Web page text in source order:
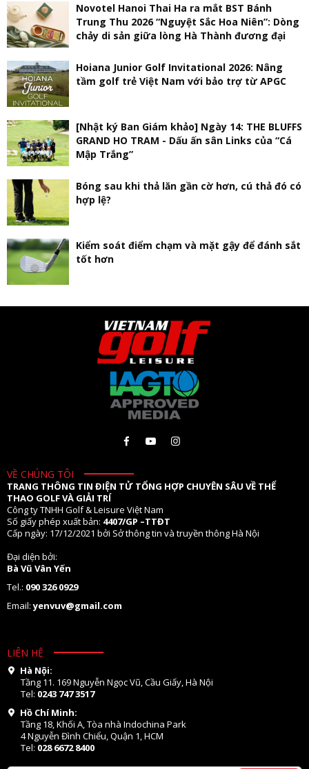
Novotel Hanoi Thai Ha ra mắt BST Bánh
Trung Thu 2026 “Nguyệt Sắc Hoa Niên”: Dòng
chảy di sản giữa lòng Hà Thành đương đại
Hoiana Junior Golf Invitational 2026: Nâng
tầm golf trẻ Việt Nam với bảo trợ từ APGC
[Nhật ký Ban Giám khảo] Ngày 14: THE BLUFFS
GRAND HO TRAM - Dấu ấn sân Links của “Cá
Mập Trắng”
Bóng sau khi thả lăn gần cờ hơn, cú thả đó có
hợp lệ?
Kiểm soát điểm chạm và mặt gậy để đánh sắt
tốt hơn
VỀ CHÚNG TÔI
TRANG THÔNG TIN ĐIỆN TỬ TỔNG HỢP CHUYÊN SÂU VỀ THỂ
THAO GOLF VÀ GIẢI TRÍ
Công ty TNHH Golf & Leisure Việt Nam
Số giấy phép xuất bản: 4407/GP –TTĐT
Cấp ngày: 17/12/2021 bởi Sở thông tin và truyền thông Hà Nội
Đại diện bởi:
Bà Vũ Vân Yến
Tel.: 090 326 0929
Email:yenvuv@gmail.com
LIÊN HỆ
Hà Nội:
Tầng 11. 169 Nguyễn Ngọc Vũ, Cầu Giấy, Hà Nội
Tel: 0243 747 3517
Hồ Chí Minh:
Tầng 18, Khối A, Tòa nhà Indochina Park
4 Nguyễn Đình Chiểu, Quận 1, HCM
Tel: 028 6672 8400